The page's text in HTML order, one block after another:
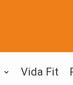
Vida Fit